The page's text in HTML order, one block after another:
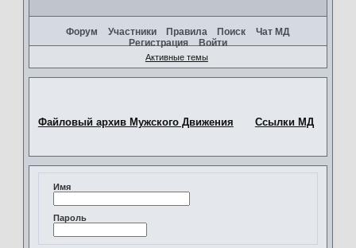
Форум Участники Правила Поиск
Чат МД
Регистрация
Войти
Активные темы
Файловый архив Мужского Движения Ссылки МД
Имя
Пароль